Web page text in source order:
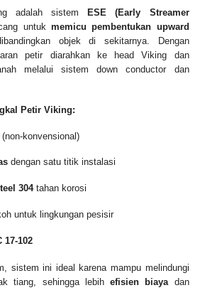
adalah sistem
ESE (Early Streamer
untuk memicu pembentukan upward
objek di sekitarnya. Dengan
petir diarahkan ke head Viking dan
melalui sistem down conductor dan
Petir Viking:
konvensional)
dengan satu titik instalasi
304tahan korosi
untuk lingkungan pesisir
17-102
sistem ini ideal karena mampu melindungi
tiang, sehingga lebihefisien biayadan